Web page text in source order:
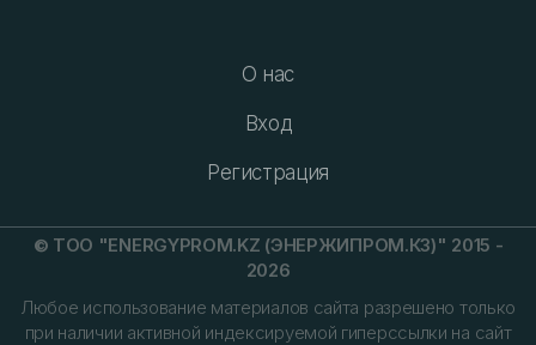
О нас
Вход
Регистрация
© ТОО "ENERGYPROM.KZ (ЭНЕРЖИПРОМ.КЗ)" 2015 -
2026
Любое использование материалов сайта разрешено только
при наличии активной индексируемой гиперссылки на сайт